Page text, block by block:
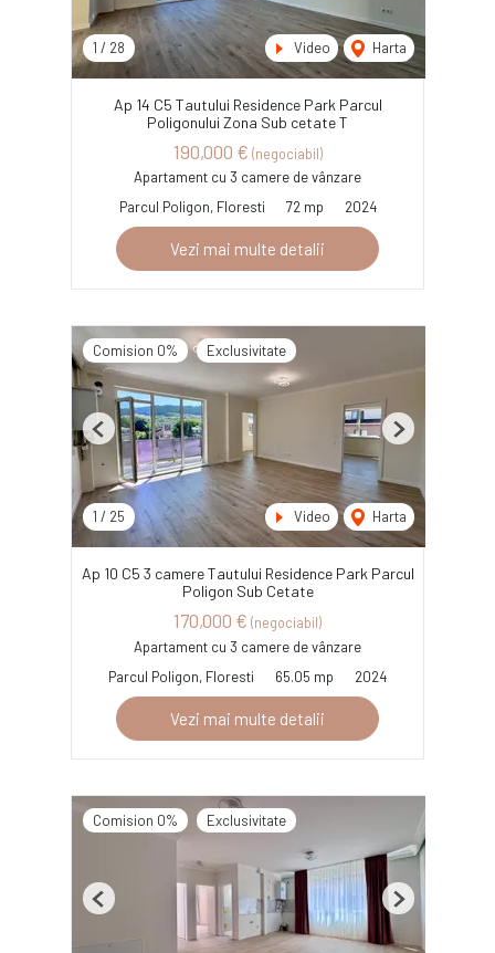
1 / 28 Video Harta
Ap 14 C5 Tautului Residence Park Parcul
Poligonului Zona Sub cetate T
190,000 € (negociabil)
Apartament cu 3 camere de vânzare
Parcul Poligon, Floresti
72 mp 2024
Vezi mai multe detalii
Comision 0% Exclusivitate
1 / 25 Video Harta
Previous Next
Ap 10 C5 3 camere Tautului Residence Park Parcul
Poligon Sub Cetate
170,000 € (negociabil)
Apartament cu 3 camere de vânzare
Parcul Poligon, Floresti
65.05 mp 2024
Vezi mai multe detalii
Comision 0% Exclusivitate
Previous Next